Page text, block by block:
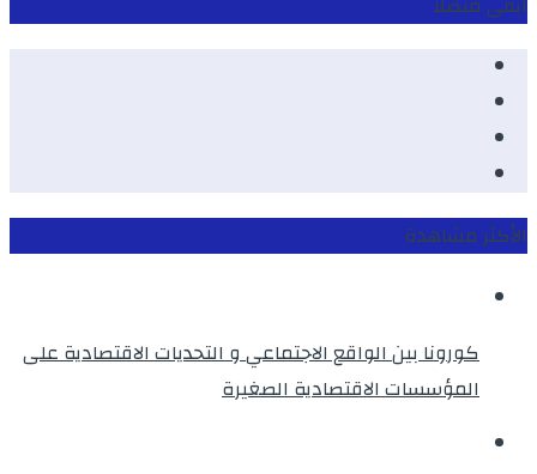
الأكثر مشاهدة
كورونا بين الواقع الاجتماعي و التحديات الاقتصادية على
المؤسسات الاقتصادية الصغيرة